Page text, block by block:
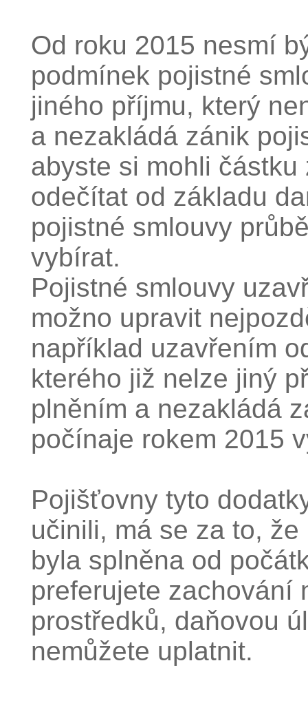
Od roku 2015 nesmí
podmínek pojistné
jiného příjmu, který
a nezakládá zánik
abyste si mohli
odečítat od základu
pojistné smlouvy
vybírat.
Pojistné smlouvy
možno upravit
například uzavřením
kterého již nelze jiný
plněním a nezakládá
počínaje rokem 2015
Pojišťovny tyto
učinili, má se za to,
byla splněna od
preferujete zachování
prostředků, daňovou
nemůžete uplatnit.